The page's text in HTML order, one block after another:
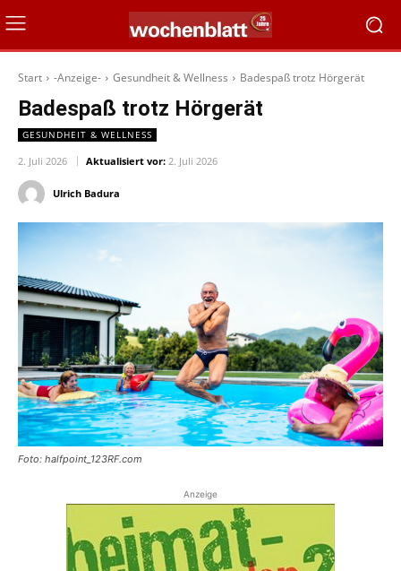
Start -Anzeige- Gesundheit & Wellness Badespaß trotz Hörgerät
Badespaß trotz Hörgerät
GESUNDHEIT & WELLNESS
2. Juli 2026 Aktualisiert vor: 2. Juli 2026
Ulrich Badura
Foto: halfpoint_123RF.com
Anzeige